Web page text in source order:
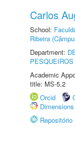
Carlos
School:
Ribeira
Department:
Academic
title: MS-5.2
Orcid
Dimensions